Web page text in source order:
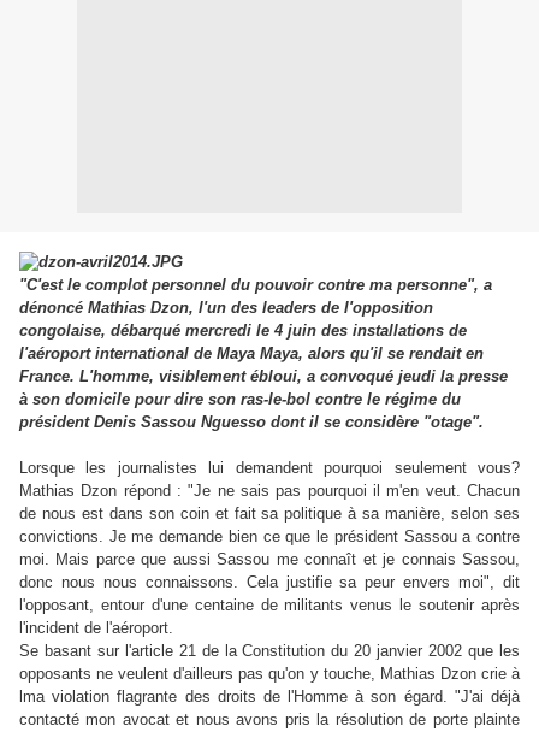
"C'est le complot personnel du pouvoir contre ma personne", a
dénoncé Mathias Dzon, l'un des leaders de l'opposition
congolaise, débarqué mercredi le 4 juin des installations de
l'aéroport international de Maya Maya, alors qu'il se rendait en
France. L'homme, visiblement ébloui, a convoqué jeudi la presse
à son domicile pour dire son ras-le-bol contre le régime du
président Denis Sassou Nguesso dont il se considère "otage".
Lorsque les journalistes lui demandent pourquoi seulement vous?
Mathias Dzon répond : "Je ne sais pas pourquoi il m'en veut. Chacun
de nous est dans son coin et fait sa politique à sa manière, selon ses
convictions. Je me demande bien ce que le président Sassou a contre
moi. Mais parce que aussi Sassou me connaît et je connais Sassou,
donc nous nous connaissons. Cela justifie sa peur envers moi", dit
l'opposant, entour d'une centaine de militants venus le soutenir après
l'incident de l'aéroport.
Se basant sur l'article 21 de la Constitution du 20 janvier 2002 que les
opposants ne veulent d'ailleurs pas qu'on y touche, Mathias Dzon crie à
lma violation flagrante des droits de l'Homme à son égard. "J'ai déjà
contacté mon avocat et nous avons pris la résolution de porte plainte